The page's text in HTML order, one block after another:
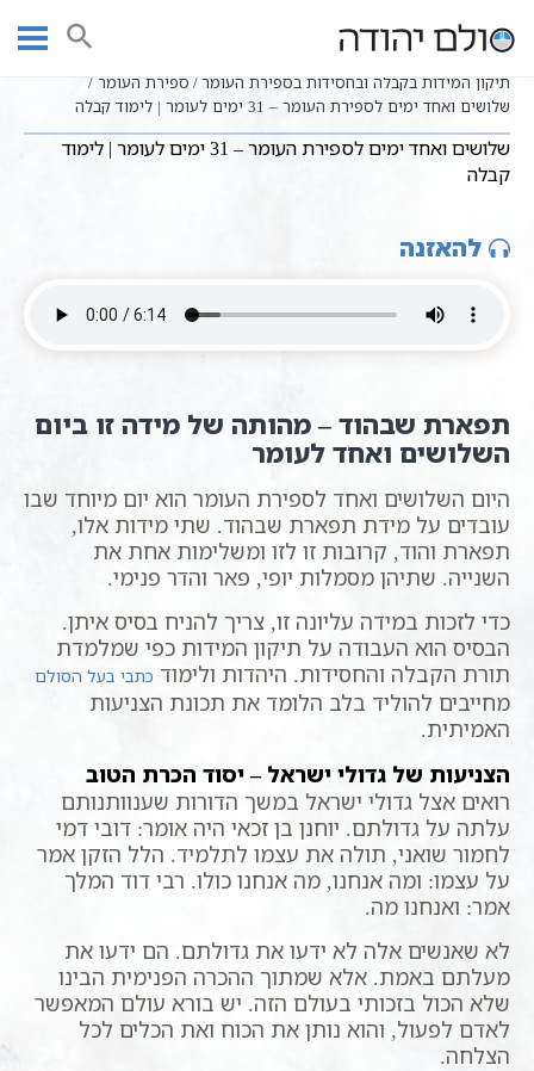
עמוד ראשי שיעורי וידאו
ספירת העומר לפי הקבלה מאת הרב שקד אליהו פנחס
תיקון המידות בקבלה ובחסידות בספירת העומר
ספירת העומר
שלושים ואחד ימים לספירת העומר – 31 ימים לעומר | לימוד קבלה
שלושים ואחד ימים לספירת העומר – 31 ימים לעומר | לימוד
קבלה
להאזנה
תפארת שבהוד – מהותה של מידה זו ביום
השלושים ואחד לעומר
היום השלושים ואחד לספירת העומר הוא יום מיוחד שבו
עובדים על מידת תפארת שבהוד. שתי מידות אלו,
תפארת והוד, קרובות זו לזו ומשלימות אחת את
השנייה. שתיהן מסמלות יופי, פאר והדר פנימי.
כדי לזכות במידה עליונה זו, צריך להניח בסיס איתן.
הבסיס הוא העבודה על תיקון המידות כפי שמלמדת
תורת הקבלה והחסידות. היהדות ולימוד כתבי בעל הסולם
מחייבים להוליד בלב הלומד את תכונת הצניעות
האמיתית.
הצניעות של גדולי ישראל – יסוד הכרת הטוב
רואים אצל גדולי ישראל במשך הדורות שענוותנותם
עלתה על גדולתם. יוחנן בן זכאי היה אומר: דובי דמי
לחמור שואני, תולה את עצמו לתלמיד. הלל הזקן אמר
על עצמו: ומה אנחנו, מה אנחנו כולו. רבי דוד המלך
אמר: ואנחנו מה.
לא שאנשים אלה לא ידעו את גדולתם. הם ידעו את
מעלתם באמת. אלא שמתוך ההכרה הפנימית הבינו
שלא הכול בזכותי בעולם הזה. יש בורא עולם המאפשר
לאדם לפעול, והוא נותן את הכוח ואת הכלים לכל
הצלחה.